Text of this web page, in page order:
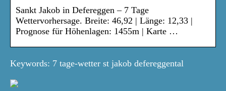
Sankt Jakob in Defereggen – 7 Tage
Wettervorhersage. Breite: 46,92 | Länge: 12,33 |
Prognose für Höhenlagen: 1455m | Karte …
Keywords: 7 tage-wetter st jakob defereggental